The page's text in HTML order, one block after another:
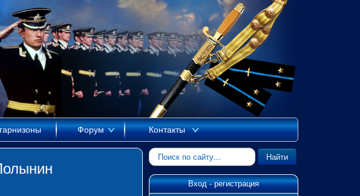
Форум Контакты
Искать... Найти
Вход - регистрация